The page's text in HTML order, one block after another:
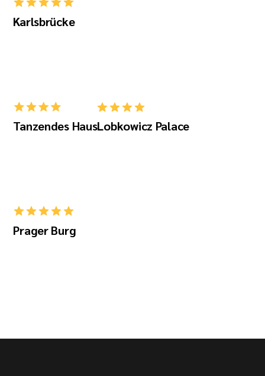
Karlsbrücke
Tanzendes HausLobkowicz Palace
Prager Burg